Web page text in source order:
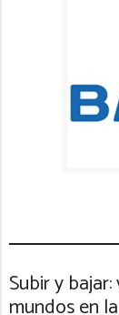
Subir y
mundos en